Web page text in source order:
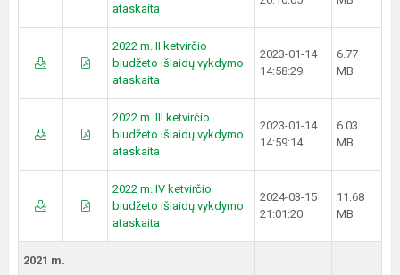
ataskaita
2022 m. II ketvirčio
biudžeto išlaidų vykdymo
ataskaita
2023-01-14
14:58:29
6.77
MB
2022 m. III ketvirčio
biudžeto išlaidų vykdymo
ataskaita
2023-01-14
14:59:14
6.03
MB
2022 m. IV ketvirčio
biudžeto išlaidų vykdymo
ataskaita
2024-03-15
21:01:20
11.68
MB
2021 m.